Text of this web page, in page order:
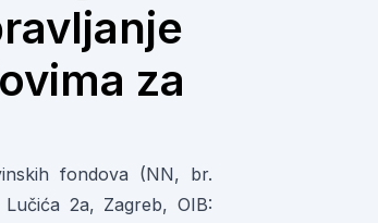
za
fondova (NN, br.
2a, Zagreb, OIB: